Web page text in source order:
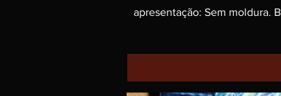
apresentação: Sem moldura.